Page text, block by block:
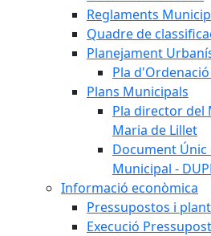
Reglaments
Quadre de
Planejament
Pla
Plans Municipals
Pla director del
Maria de Lillet
Document Únic
Municipal -
Informació econòmica
Pressupostos i
Execució